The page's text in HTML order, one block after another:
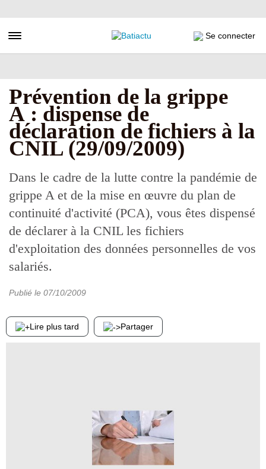
au
principal
Toggle navigation Se connecter
Prévention de la grippe
A : dispense de
déclaration de fichiers à la
CNIL (29/09/2009)
Dans le cadre de la lutte contre la pandémie de
grippe A et de la mise en œuvre du plan de
continuité d'activité (PCA), vous êtes dispensé
de déclarer à la CNIL les fichiers
d'exploitation des données personnelles de vos
salariés.
Publié le 07/10/2009
Lire plus tard Partager